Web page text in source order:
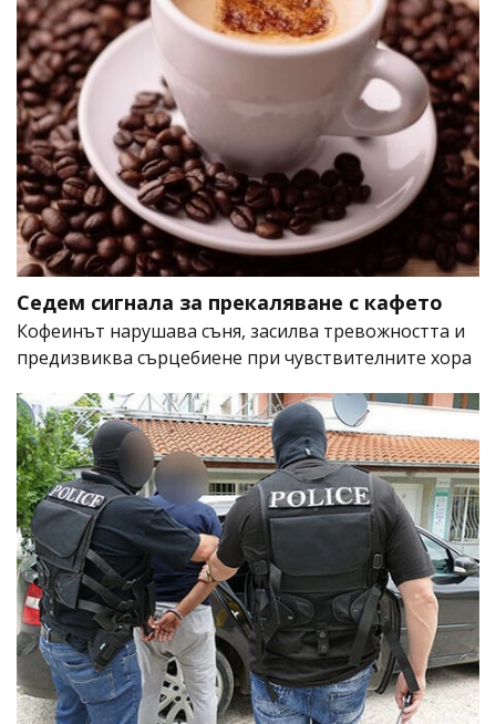
Седем сигнала за прекаляване с кафето
Кофеинът нарушава съня, засилва тревожността и
предизвиква сърцебиене при чувствителните хора